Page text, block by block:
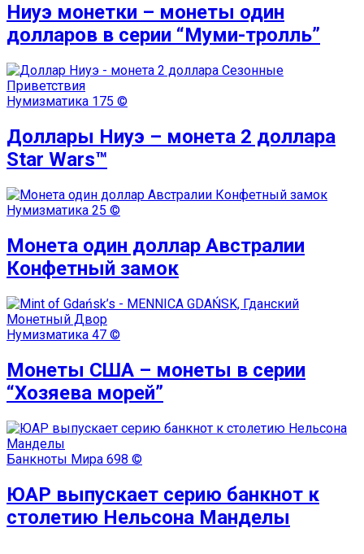
Ниуэ монетки – монеты один
долларов в серии “Муми-тролль”
Нумизматика 175 ©
Доллары Ниуэ – монета 2 доллара
Star Wars™
Нумизматика 25 ©
Монета один доллар Австралии
Конфетный замок
Нумизматика 47 ©
Монеты США – монеты в серии
“Хозяева морей”
Банкноты Мира 698 ©
ЮАР выпускает серию банкнот к
столетию Нельсона Манделы